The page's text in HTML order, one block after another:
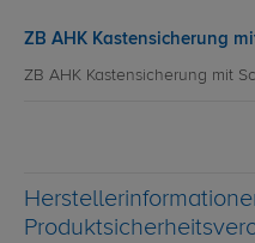
ZB AHK Kastensicherung
ZB AHK Kastensicherung mit